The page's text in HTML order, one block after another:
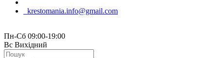
krestomania.info@gmail.com
Пн-Сб 09:00-19:00
Вс Вихідний